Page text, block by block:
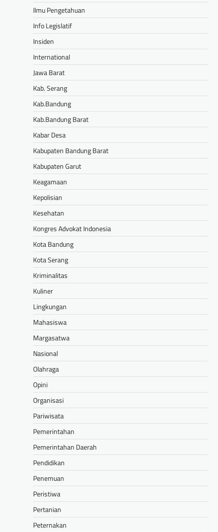
Ilmu Pengetahuan
Info Legislatif
Insiden
International
Jawa Barat
Kab. Serang
Kab.Bandung
Kab.Bandung Barat
Kabar Desa
Kabupaten Bandung Barat
Kabupaten Garut
Keagamaan
Kepolisian
Kesehatan
Kongres Advokat Indonesia
Kota Bandung
Kota Serang
Kriminalitas
Kuliner
Lingkungan
Mahasiswa
Margasatwa
Nasional
Olahraga
Opini
Organisasi
Pariwisata
Pemerintahan
Pemerintahan Daerah
Pendidikan
Penemuan
Peristiwa
Pertanian
Peternakan